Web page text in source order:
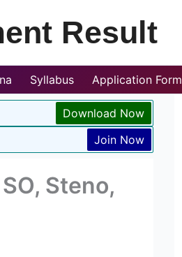
Result
Syllabus Application Form
Download Now
Join Now
Steno,